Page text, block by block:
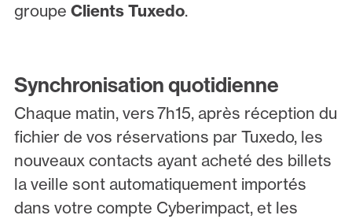
groupe Clients Tuxedo.
Synchronisation quotidienne
Chaque matin, vers 7h15, après réception du
fichier de vos réservations par Tuxedo, les
nouveaux contacts ayant acheté des billets
la veille sont automatiquement importés
dans votre compte Cyberimpact, et les